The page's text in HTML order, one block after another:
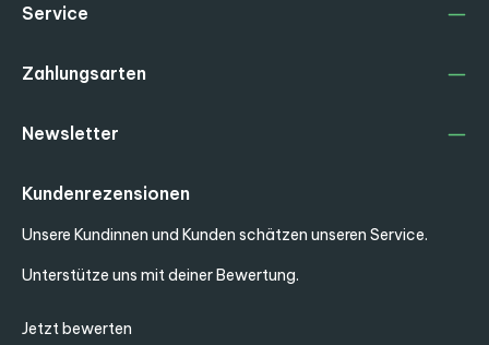
Service
Zahlungsarten
Kundenrezensionen
Unsere Kundinnen und Kunden schätzen unseren Service.
Unterstütze uns mit deiner Bewertung.
Jetzt bewerten
Newsletter